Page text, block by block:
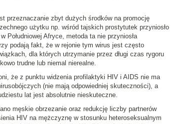
przeznaczanie zbyt dużych środków na promocję
użytku np. wśród tajskich prostytutek przyniosło
Afryce, metoda ta nie przyniosła
podają fakt, że w rejonie tym wirus jest często
dla których utrzymanie przez długi czas rygoru
trudne lub niemal nierealne.
że z punktu widzenia profilaktyki HIV i AIDS nie ma
(nie mają odpowiedniej skuteczności), a
lat jest absolutnie nieskuteczne.
męskie obrzezanie oraz redukcję liczby partnerów
HIV na mężczyznę w stosunku heteroseksualnym